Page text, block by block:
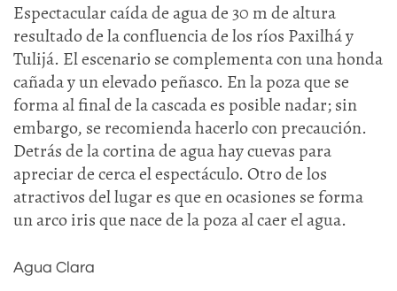
Espectacular caída de agua de 30 m de altura
resultado de la confluencia de los ríos Paxilhá y
Tulijá. El escenario se complementa con una honda
cañada y un elevado peñasco. En la poza que se
forma al final de la cascada es posible nadar; sin
embargo, se recomienda hacerlo con precaución.
Detrás de la cortina de agua hay cuevas para
apreciar de cerca el espectáculo. Otro de los
atractivos del lugar es que en ocasiones se forma
un arco iris que nace de la poza al caer el agua.
Agua Clara